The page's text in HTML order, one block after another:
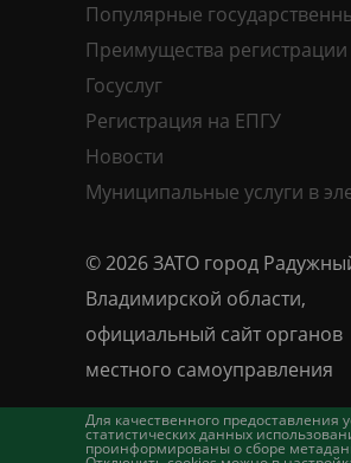
Для качественного
статистических данных
проинформированы о сборе
Популярные
Преимущества
Госуслуг
Регистрация на ЕПГУ
Новости
Муниципальные услуги в
© 2026 ЗАТО город
Владимирской области,
официальный сайт органов
местного самоуправления